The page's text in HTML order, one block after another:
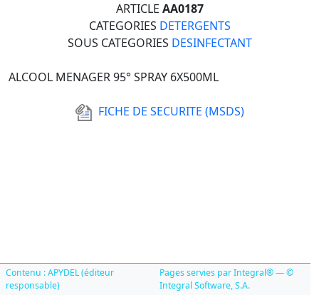
ARTICLE AA0187
CATEGORIES DETERGENTS
SOUS CATEGORIES DESINFECTANT
ALCOOL MENAGER 95° SPRAY 6X500ML
FICHE DE SECURITE (MSDS)
Contenu : APYDEL (éditeur
responsable)
Pages servies par Integral® — ©
Integral Software, S.A.